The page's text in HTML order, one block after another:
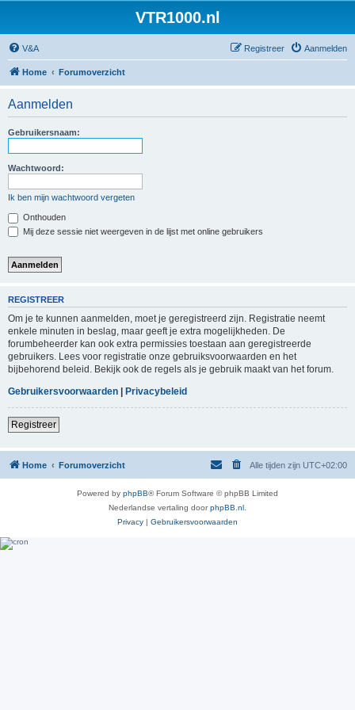
VTR1000.nl
V&A Aanmelden
Registreer
Home Forumoverzicht
Aanmelden
Gebruikersnaam:
Wachtwoord:
Ik ben mijn wachtwoord vergeten
Onthouden
Mij deze sessie niet weergeven in de lijst met online gebruikers
REGISTREER
Om je te kunnen aanmelden, moet je geregistreerd zijn. Registratie neemt
enkele minuten in beslag, maar geeft je extra mogelijkheden. De
forumbeheerder kan ook extra permissies toestaan aan geregistreerde
gebruikers. Lees voor registratie onze gebruiksvoorwaarden en het
bijbehorend beleid. Bekijk ook de regels als je gebruik maakt van het forum.
Gebruikersvoorwaarden | Privacybeleid
Registreer
Home Forumoverzicht Alle tijden zijn UTC+02:00
Powered by phpBB® Forum Software © phpBB Limited
Nederlandse vertaling doorphpBB.nl
Privacy | Gebruikersvoorwaarden